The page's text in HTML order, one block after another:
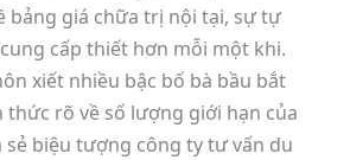
bảng giá chữa trị nội tại, sự tự
cấp thiết hơn mỗi một khi.
xiết nhiều bậc bố bà bầu bắt
thức rõ về số lượng giới hạn của
sẻ biệu tượng công ty tư vấn du